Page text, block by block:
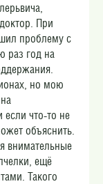
При
проблему с
раз год на
но мою
если что-то не
объяснить.
внимательные
ещё
Такого